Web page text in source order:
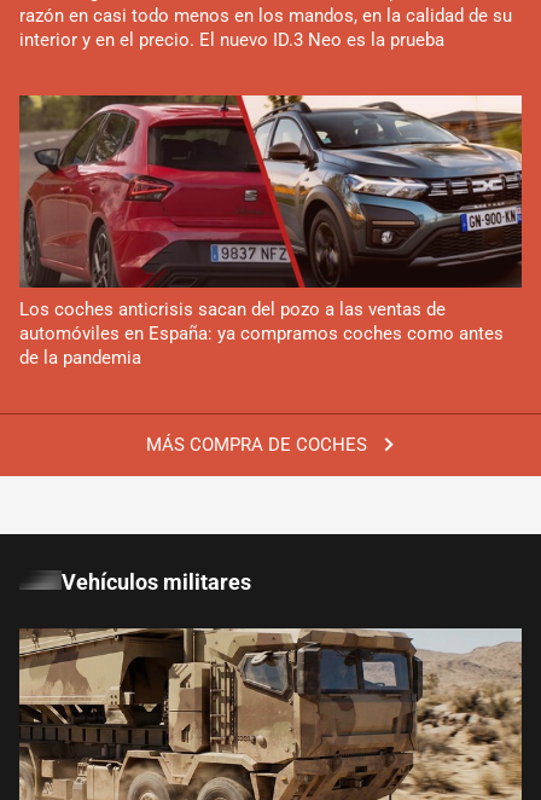
MÁS COMPRA DE COCHES
razón en casi todo menos en los mandos, en la calidad de su
interior y en el precio. El nuevo ID.3 Neo es la prueba
Los coches anticrisis sacan del pozo a las ventas de
automóviles en España: ya compramos coches como antes
de la pandemia
Vehículos militares